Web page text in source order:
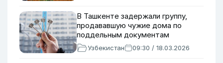
В Ташкенте задержали группу,
продававшую чужие дома по
поддельным документам
Узбекистан 09:30 / 18.03.2026